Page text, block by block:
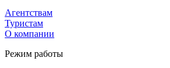
Агентствам
Туристам
О компании
Режим работы